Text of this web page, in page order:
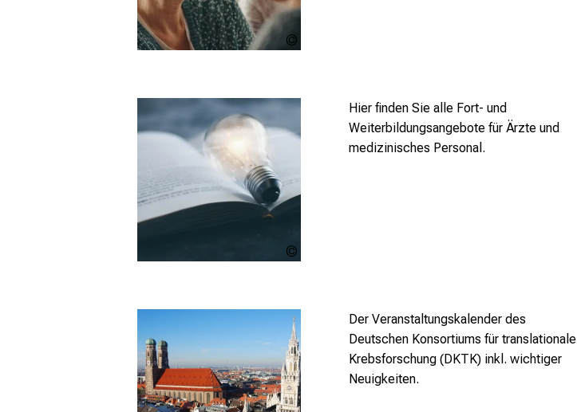
Hier finden Sie alle Fort- und
Weiterbildungsangebote für Ärzte und
medizinisches Personal.
Der Veranstaltungskalender des
Deutschen Konsortiums für translationale
Krebsforschung (DKTK) inkl. wichtiger
Neuigkeiten.